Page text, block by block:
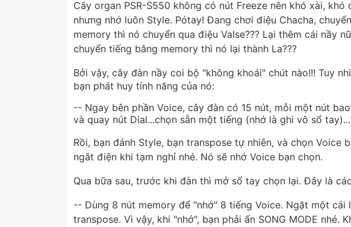
Cây organ PSR-S550 không có nút Freeze nên khó xài,
nhưng nhớ luôn Style. Pótay! Đang chơi điệu Chacha,
memory thì nó chuyển qua điệu Valse??? Lại thêm cái nầy
chuyển tiếng bằng memory thì nó lại thành La???
Bởi vậy, cây đàn nầy coi bộ "không khoái" chút nào!!! Tuy
bạn phát huy tính năng của nó:
-- Ngay bên phần Voice, cây đàn có 15 nút, mỗi một nút
và quay nút Dial...chọn sẵn một tiếng (nhớ là ghi vô sổ
Rồi, bạn đánh Style, bạn transpose tự nhiên, và chọn Voice
ngắt điện khi tạm nghỉ nhé. Nó sẽ nhớ Voice bạn chọn.
Qua bữa sau, trước khi đàn thì mở sổ tay chọn lại. Đây là
-- Dùng 8 nút memory để "nhớ" 8 tiếng Voice. Ngặt một cái
transpose. Vì vậy, khi "nhớ", bạn phải ấn SONG MODE nhé.